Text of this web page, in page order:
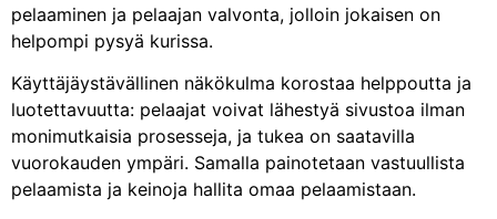
pelaaminen ja pelaajan valvonta, jolloin jokaisen on
helpompi pysyä kurissa.
Käyttäjäystävällinen näkökulma korostaa helppoutta ja
luotettavuutta: pelaajat voivat lähestyä sivustoa ilman
monimutkaisia prosesseja, ja tukea on saatavilla
vuorokauden ympäri. Samalla painotetaan vastuullista
pelaamista ja keinoja hallita omaa pelaamistaan.